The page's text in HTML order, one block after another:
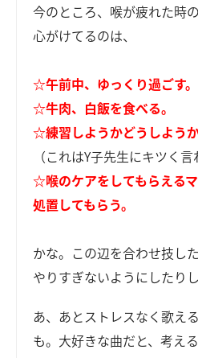
今のところ、喉が疲れた時
心がけてるのは、
☆午前中、ゆっくり過ごす。
☆牛肉、白飯を食べる。
☆練習しようかどうしよう
（これはY子先生にキツく
☆喉のケアをしてもらえるマ
処置してもらう。
かな。この辺を合わせ技し
やりすぎないようにしたりし
あ、あとストレスなく歌え
も。大好きな曲だと、考え